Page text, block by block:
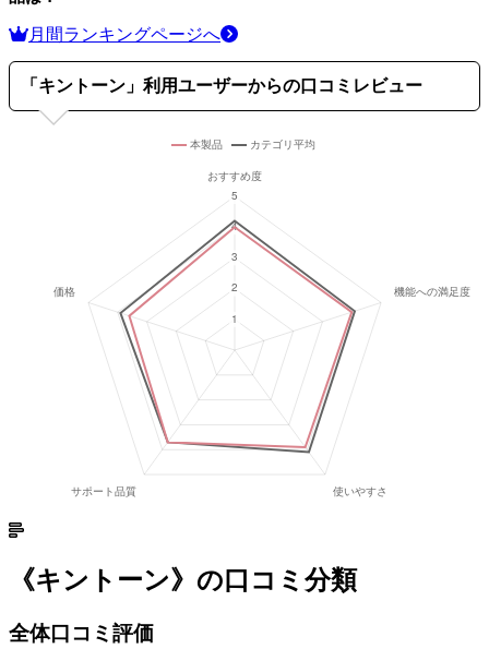
月間ランキングページへ
「 キントーン 」利用ユーザーからの口コミレビュー
《キントーン》の口コミ分類
全体口コミ評価